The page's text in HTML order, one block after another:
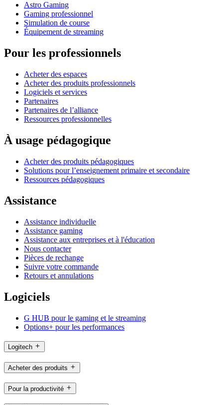
Astro Gaming
Gaming professionnel
Simulation de course
Équipement de streaming
Pour les professionnels
Acheter des espaces
Acheter des produits professionnels
Logiciels et services
Partenaires
Partenaires de l’alliance
Ressources professionnelles
À usage pédagogique
Acheter des produits pédagogiques
Solutions pour l’enseignement primaire et secondaire
Ressources pédagogiques
Assistance
Assistance individuelle
Assistance gaming
Assistance aux entreprises et à l'éducation
Nous contacter
Pièces de rechange
Suivre votre commande
Retours et annulations
Logiciels
G HUB pour le gaming et le streaming
Options+ pour les performances
Logitech
Acheter des produits
Pour la productivité